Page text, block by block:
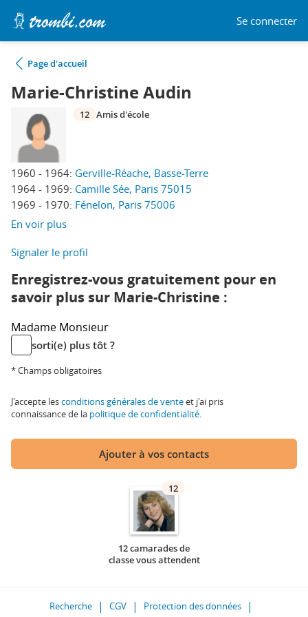
Se connecter
Page d'accueil
Marie-Christine Audin
1960 - 1964: Gerville-Réache, Basse-Terre
1964 - 1969: Camille Sée, Paris 75015
1969 - 1970: Fénelon, Paris 75006
En voir plus
12 Amis d'école
Signaler le profil
Enregistrez-vous gratuitement pour en
savoir plus sur Marie-Christine :
Madame Monsieur
sorti(e) plus tôt ?
* Champs obligatoires
J'accepte lesconditions générales de venteet j'ai pris
connaissance de la politique de confidentialité.
Ajouter à vos contacts
12
12 camarades de
classe vous attendent
Recherche CGV
Protection des données